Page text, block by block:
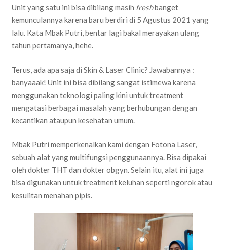
Unit yang satu ini bisa dibilang masih freshbanget
kemunculannya karena baru berdiri di 5 Agustus 2021 yang
lalu. Kata Mbak Putri, bentar lagi bakal merayakan ulang
tahun pertamanya, hehe.
Terus, ada apa saja di Skin & Laser Clinic? Jawabannya :
banyaaak! Unit ini bisa dibilang sangat istimewa karena
menggunakan teknologi paling kini untuk treatment
mengatasi berbagai masalah yang berhubungan dengan
kecantikan ataupun kesehatan umum.
Mbak Putri memperkenalkan kami dengan Fotona Laser,
sebuah alat yang multifungsi penggunaannya. Bisa dipakai
oleh dokter THT dan dokter obgyn. Selain itu, alat ini juga
bisa digunakan untuk treatment keluhan seperti ngorok atau
kesulitan menahan pipis.